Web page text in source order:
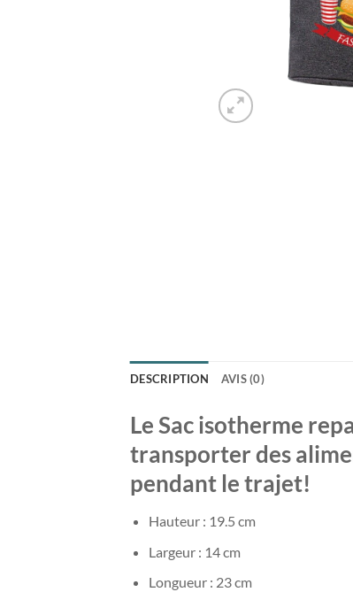
DESCRIPTION AVIS (0)
Le Sac isotherme
transporter des
pendant le trajet!
Hauteur : 19.5 cm
Largeur : 14 cm
Longueur : 23 cm